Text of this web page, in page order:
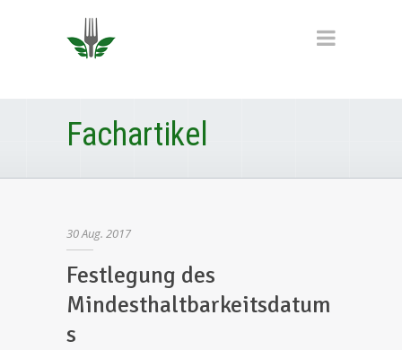
Fachartikel
30Aug. 2017
Festlegung des
Mindesthaltbarkeitsdatum
s